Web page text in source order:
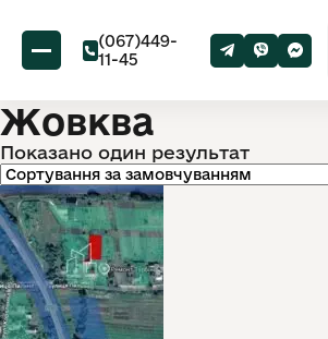
(067)449-
11-45
Жовква
Показано один результат